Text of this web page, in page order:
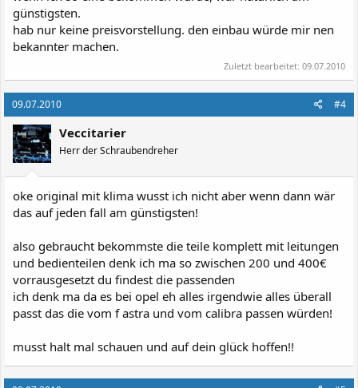
günstigsten.
hab nur keine preisvorstellung. den einbau würde mir nen
bekannter machen.
Zuletzt bearbeitet: 09.07.2010
09.07.2010 #4
Veccitarier
Herr der Schraubendreher
oke original mit klima wusst ich nicht aber wenn dann wär
das auf jeden fall am günstigsten!
also gebraucht bekommste die teile komplett mit leitungen
und bedienteilen denk ich ma so zwischen 200 und 400€
vorrausgesetzt du findest die passenden
ich denk ma da es bei opel eh alles irgendwie alles überall
passt das die vom f astra und vom calibra passen würden!
musst halt mal schauen und auf dein glück hoffen!!